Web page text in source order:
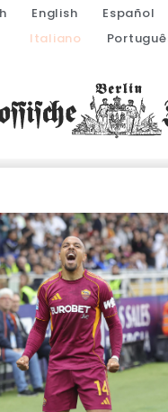
English Español
Italiano